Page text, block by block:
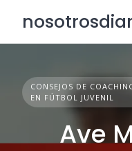
content
CONSEJOS DE
EN FÚTBOL JUVENIL
Ave